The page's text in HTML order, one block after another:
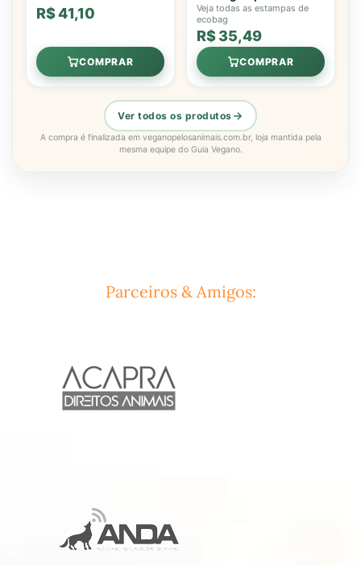
R$ 41,10
COMPRAR
Veja todas as estampas de
ecobag
R$ 35,49
COMPRAR
Ver todos os produtos
A compra é finalizada em veganopelosanimais.com.br, loja mantida pela
mesma equipe do Guia Vegano.
Parceiros & Amigos: